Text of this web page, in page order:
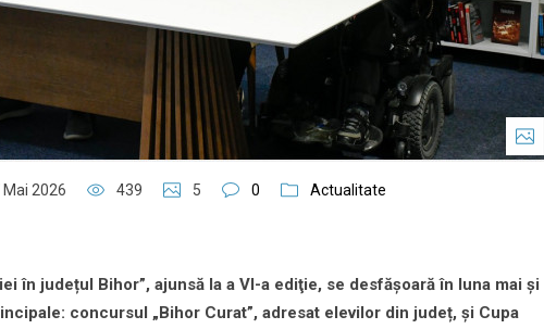
Mai 2026 439 5 0 Actualitate
în județul Bihor”, ajunsă la a VI-a ediţie, se desfășoară în luna mai și
concursul „Bihor Curat”, adresat elevilor din județ, și Cupa